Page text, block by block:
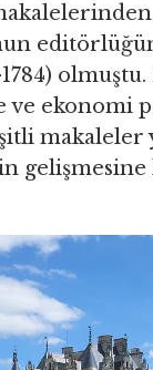
1784) olmuştu.
ve ekonomi
makaleler
gelişmesine